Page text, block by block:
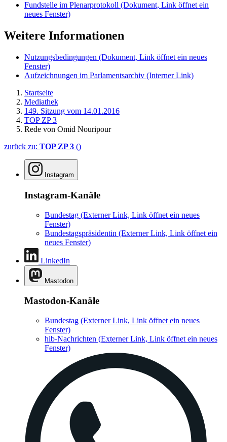
Fundstelle im Plenarprotokoll (Dokument, Link öffnet ein
neues Fenster)
Weitere Informationen
Nutzungsbedingungen (Dokument, Link öffnet ein neues
Fenster)
Aufzeichnungen im Parlamentsarchiv (Interner Link)
Startseite
Mediathek
149. Sitzung vom 14.01.2016
TOP ZP 3
Rede von Omid Nouripour
zurück zu: TOP ZP 3 ()
Instagram
Instagram-Kanäle
Bundestag (Externer Link, Link öffnet ein neues
Fenster)
Bundestagspräsidentin (Externer Link, Link öffnet ein
neues Fenster)
LinkedIn
Mastodon
Mastodon-Kanäle
Bundestag (Externer Link, Link öffnet ein neues
Fenster)
hib-Nachrichten (Externer Link, Link öffnet ein neues
Fenster)